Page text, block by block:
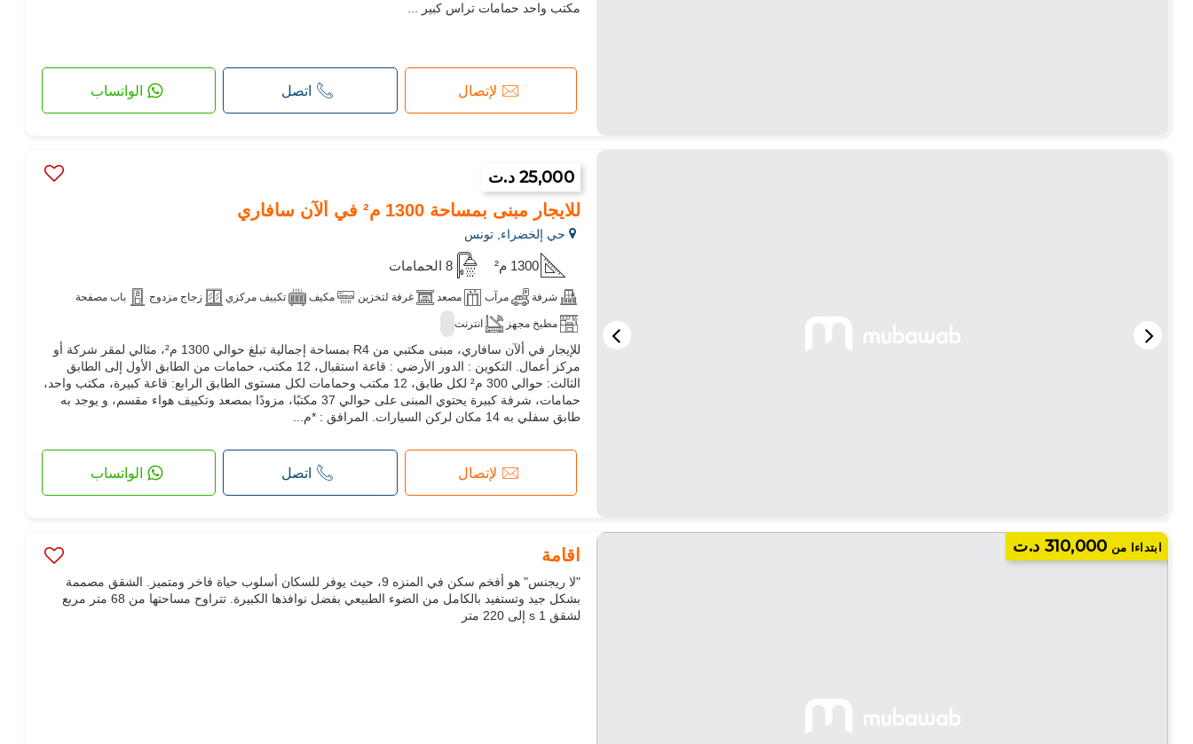
مكتب واحد حمامات تراس كبير ...
لإتصال اتصل الواتساب
25,000 د.ت
للايجار مبنى بمساحة 1300 م² في ألآن سافاري
حي إلخضراء, تونس
1300 م² 8 الحمامات
شرفة مرآب مصعد غرفة لتخزين مكيف تكييف مركزي زجاج مزدوج باب مصفحة
مطبخ مجهز انترنت
للإيجار في ألآن سافاري، مبنى مكتبي من R4 بمساحة إجمالية تبلغ حوالي 1300 م²، مثالي لمقر شركة أو
مركز أعمال. التكوين : الدور الأرضي : قاعة استقبال، 12 مكتب، حمامات من الطابق الأول إلى الطابق
الثالث: حوالي 300 م² لكل طابق، 12 مكتب وحمامات لكل مستوى الطابق الرابع: قاعة كبيرة، مكتب واحد،
حمامات، شرفة كبيرة يحتوي المبنى على حوالي 37 مكتبًا، مزودًا بمصعد وتكييف هواء مقسم، و يوجد به
طابق سفلي به 14 مكان لركن السيارات. المرافق : *م...
لإتصال اتصل الواتساب
ابتداءا من 310,000 د.ت اقامة
"لا ريجنس" هو أفخم سكن في المنزه 9، حيث يوفر للسكان أسلوب حياة فاخر ومتميز. الشقق مصممة
بشكل جيد وتستفيد بالكامل من الضوء الطبيعي بفضل نوافذها الكبيرة. تتراوح مساحتها من 68 متر مربع
لشقق s 1 إلى 220 متر